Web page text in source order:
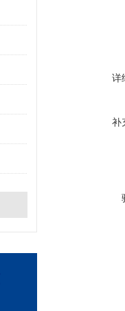
详
补